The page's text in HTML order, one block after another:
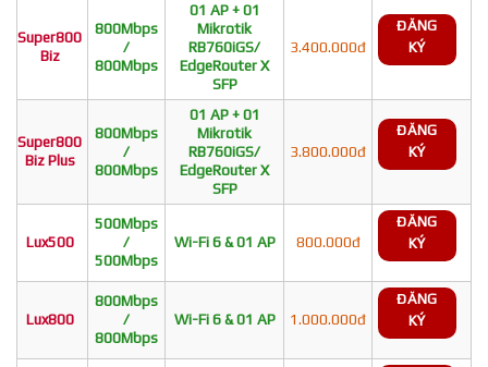
Super800
Biz
800Mbps
/
800Mbps
01 AP + 01
Mikrotik
RB760iGS/
EdgeRouter X
SFP
3.400.000đ
ĐĂNG
KÝ
Super800
Biz Plus
800Mbps
/
800Mbps
01 AP + 01
Mikrotik
RB760iGS/
EdgeRouter X
SFP
3.800.000đ
ĐĂNG
KÝ
Lux500
500Mbps
/
500Mbps
Wi-Fi 6 & 01 AP 800.000đ
ĐĂNG
KÝ
Lux800
800Mbps
/
800Mbps
Wi-Fi 6 & 01 AP 1.000.000đ
ĐĂNG
KÝ